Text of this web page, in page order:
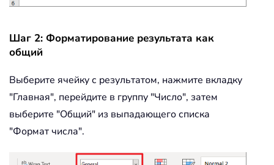
Шаг 2: Форматирование результата как
общий
Выберите ячейку с результатом, нажмите вкладку
"Главная", перейдите в группу "Число", затем
выберите "Общий" из выпадающего списка
"Формат числа".